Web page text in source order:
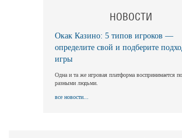
НОВОСТИ
Окак Казино: 5 типов игроков —
определите свой и подберите
игры
Одна и та же игровая платформа воспринимается
разными людьми.
все новости...